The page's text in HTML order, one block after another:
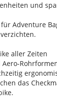
und
Adventure
aller Zeiten
Aero-
das